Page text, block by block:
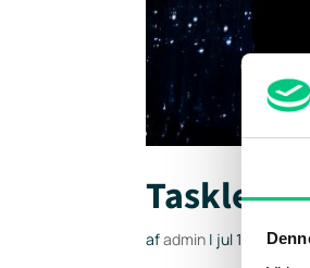
Tasklet
afadmin | jul 16, 2024